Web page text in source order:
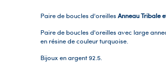
Paire de boucles d'oreilles Anneau Tribale
Paire de boucles d'oreilles avec large
en résine de couleur turquoise.
Bijoux en argent 92.5.